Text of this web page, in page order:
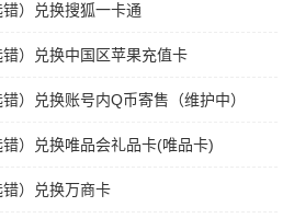
）兑换搜狐一卡通
）兑换中国区苹果充值卡
）兑换账号内Q币寄售（维护中）
）兑换唯品会礼品卡(唯品卡)
）兑换万商卡